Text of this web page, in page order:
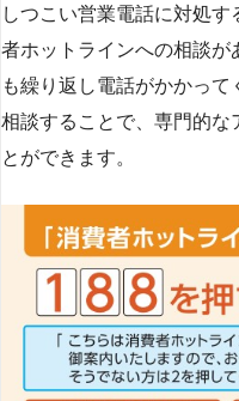
しつこい営業電話に対処
者ホットラインへの相談が
も繰り返し電話がかかっ
相談することで、専門的な
とができます​​。